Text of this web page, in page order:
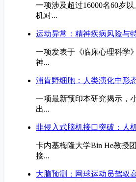
一项涉及超过16000名60岁
机对...
运动异常：精神疾病风险与
一项发表于《临床心理科学
神...
浦肯野细胞：人类演化中形
一项最新预印本研究揭示，
出...
非侵入式脑机接口突破：人
卡内基梅隆大学Bin He教授
接...
大脑预测：网球运动员驾驭